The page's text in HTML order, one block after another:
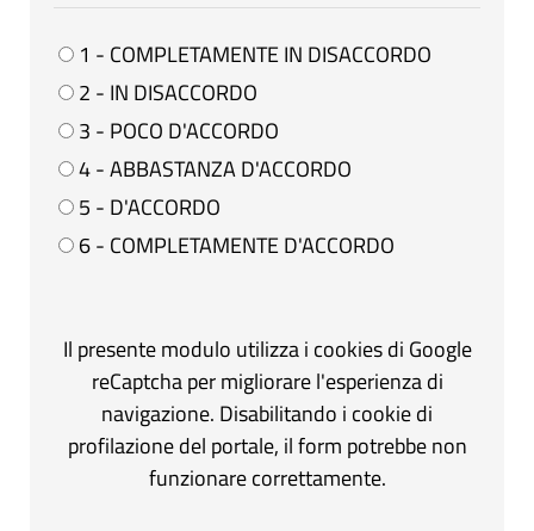
1 - COMPLETAMENTE IN DISACCORDO
2 - IN DISACCORDO
3 - POCO D'ACCORDO
4 - ABBASTANZA D'ACCORDO
5 - D'ACCORDO
6 - COMPLETAMENTE D'ACCORDO
Il presente modulo utilizza i cookies di Google
reCaptcha per migliorare l'esperienza di
navigazione. Disabilitando i cookie di
profilazione del portale, il form potrebbe non
funzionare correttamente.